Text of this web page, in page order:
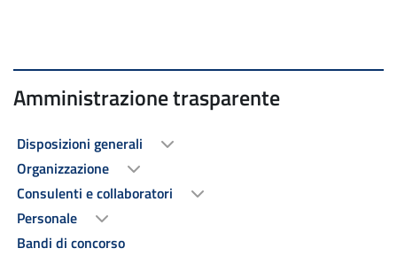
Amministrazione trasparente
Disposizioni generali
Organizzazione
Consulenti e collaboratori
Personale
Bandi di concorso